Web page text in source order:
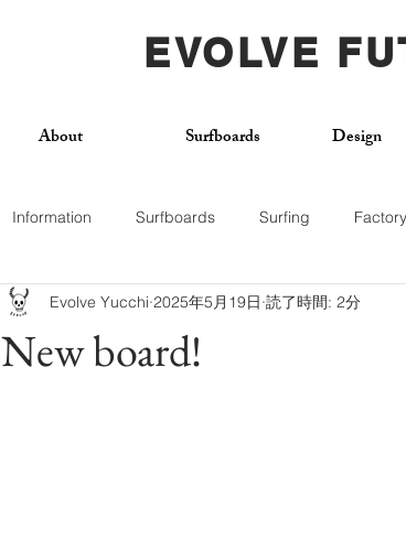
EVOLVE
About Surfboards Design
Information Surfboards Surfing Factory
Photos Surf Trip Used Board Surf
New board!
Evolve Yucchi 2025年5月19日 読了時間: 2分